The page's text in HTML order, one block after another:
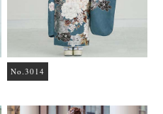
No.3014